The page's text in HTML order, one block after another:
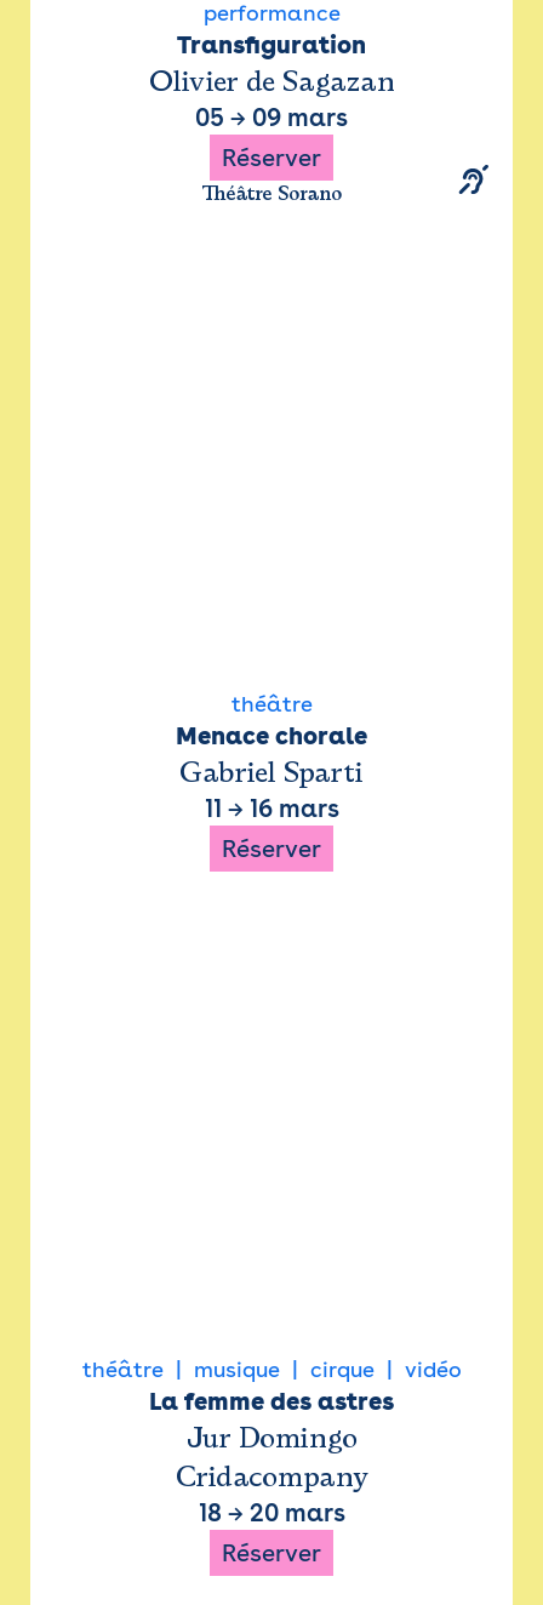
performance
Transfiguration
Olivier de Sagazan
05 → 09 mars
Réserver
Théâtre Sorano
théâtre
Menace chorale
Gabriel Sparti
11 → 16 mars
Réserver
théâtre musique cirque vidéo
La femme des astres
Jur Domingo
Cridacompany
18 → 20 mars
Réserver